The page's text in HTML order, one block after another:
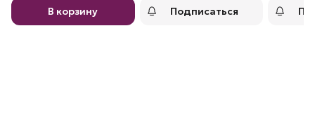
В корзину Подписаться